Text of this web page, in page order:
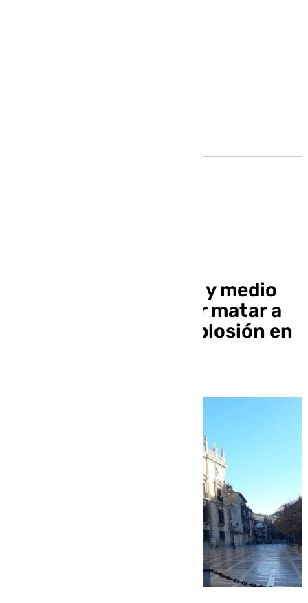
Condenado a 13 años y medio
de cárcel por intentar matar a
su madre con una explosión en